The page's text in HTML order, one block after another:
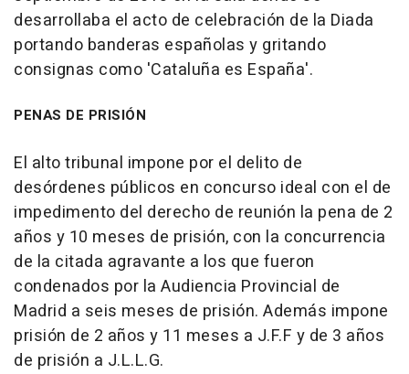
desarrollaba el acto de celebración de la Diada
portando banderas españolas y gritando
consignas como 'Cataluña es España'.
PENAS DE PRISIÓN
El alto tribunal impone por el delito de
desórdenes públicos en concurso ideal con el de
impedimento del derecho de reunión la pena de 2
años y 10 meses de prisión, con la concurrencia
de la citada agravante a los que fueron
condenados por la Audiencia Provincial de
Madrid a seis meses de prisión. Además impone
prisión de 2 años y 11 meses a J.F.F y de 3 años
de prisión a J.L.L.G.